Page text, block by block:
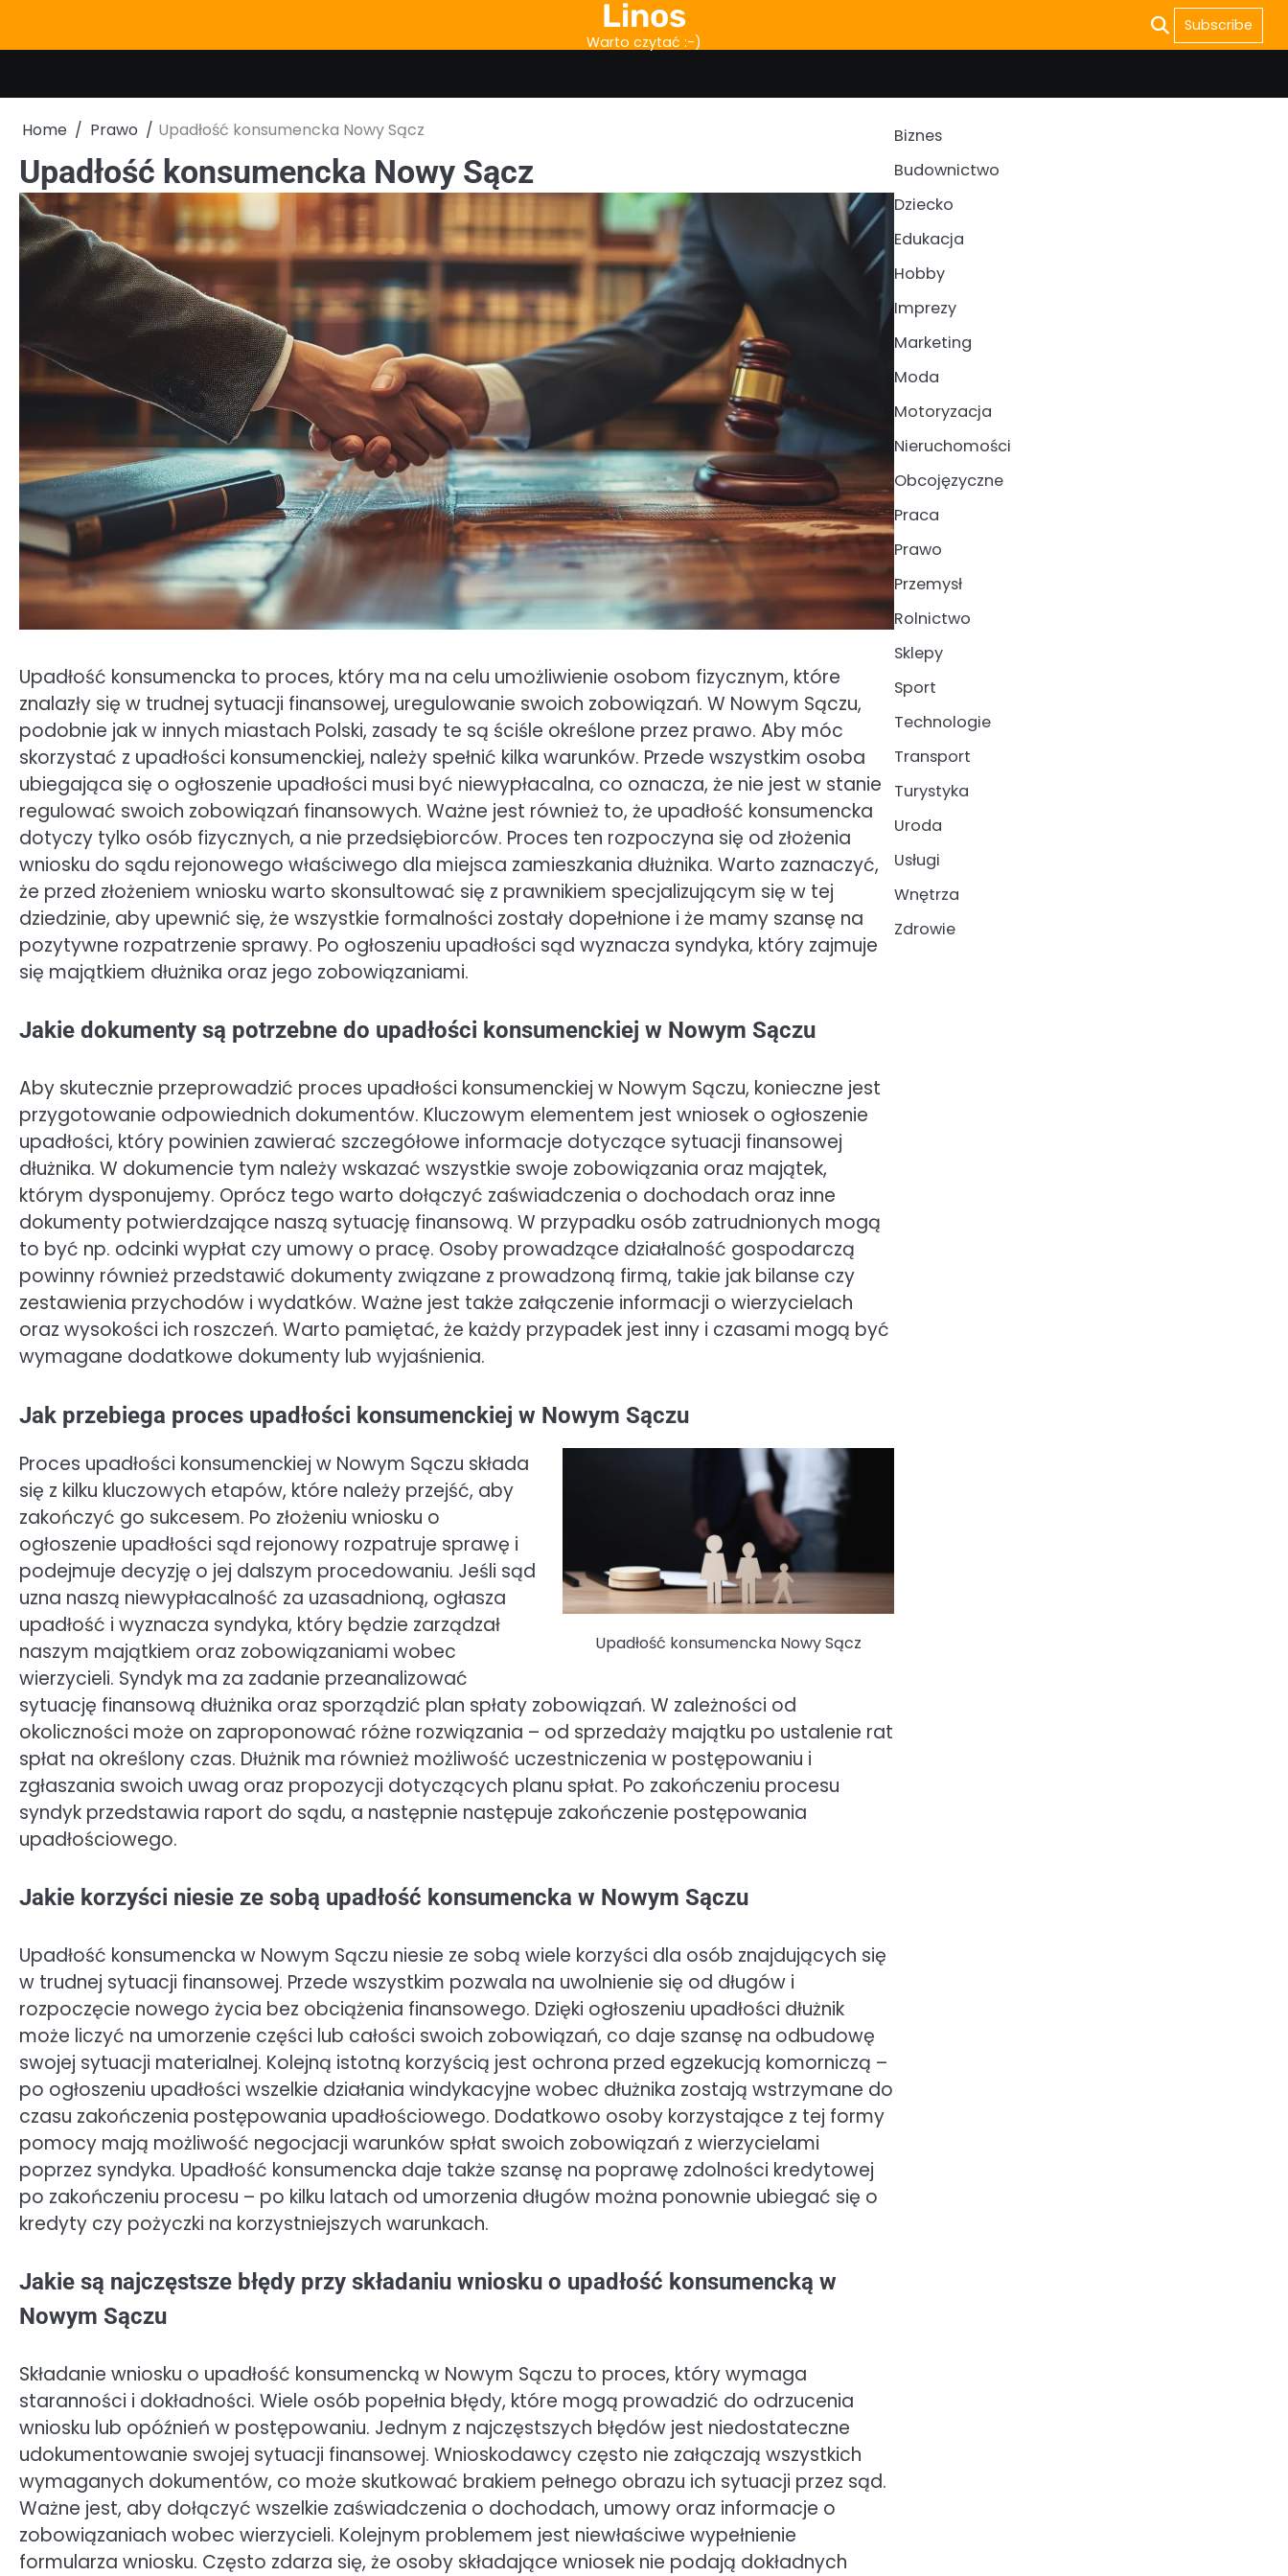
content
Linos
Warto czytać :-)
Subscribe
Home Prawo Upadłość konsumencka Nowy Sącz
Upadłość konsumencka Nowy Sącz
Upadłość konsumencka to proces, który ma na celu umożliwienie osobom fizycznym, które
znalazły się w trudnej sytuacji finansowej, uregulowanie swoich zobowiązań. W Nowym Sączu,
podobnie jak w innych miastach Polski, zasady te są ściśle określone przez prawo. Aby móc
skorzystać z upadłości konsumenckiej, należy spełnić kilka warunków. Przede wszystkim osoba
ubiegająca się o ogłoszenie upadłości musi być niewypłacalna, co oznacza, że nie jest w stanie
regulować swoich zobowiązań finansowych. Ważne jest również to, że upadłość konsumencka
dotyczy tylko osób fizycznych, a nie przedsiębiorców. Proces ten rozpoczyna się od złożenia
wniosku do sądu rejonowego właściwego dla miejsca zamieszkania dłużnika. Warto zaznaczyć,
że przed złożeniem wniosku warto skonsultować się z prawnikiem specjalizującym się w tej
dziedzinie, aby upewnić się, że wszystkie formalności zostały dopełnione i że mamy szansę na
pozytywne rozpatrzenie sprawy. Po ogłoszeniu upadłości sąd wyznacza syndyka, który zajmuje
się majątkiem dłużnika oraz jego zobowiązaniami.
Jakie dokumenty są potrzebne do upadłości konsumenckiej w Nowym Sączu
Aby skutecznie przeprowadzić proces upadłości konsumenckiej w Nowym Sączu, konieczne jest
przygotowanie odpowiednich dokumentów. Kluczowym elementem jest wniosek o ogłoszenie
upadłości, który powinien zawierać szczegółowe informacje dotyczące sytuacji finansowej
dłużnika. W dokumencie tym należy wskazać wszystkie swoje zobowiązania oraz majątek,
którym dysponujemy. Oprócz tego warto dołączyć zaświadczenia o dochodach oraz inne
dokumenty potwierdzające naszą sytuację finansową. W przypadku osób zatrudnionych mogą
to być np. odcinki wypłat czy umowy o pracę. Osoby prowadzące działalność gospodarczą
powinny również przedstawić dokumenty związane z prowadzoną firmą, takie jak bilanse czy
zestawienia przychodów i wydatków. Ważne jest także załączenie informacji o wierzycielach
oraz wysokości ich roszczeń. Warto pamiętać, że każdy przypadek jest inny i czasami mogą być
wymagane dodatkowe dokumenty lub wyjaśnienia.
Jak przebiega proces upadłości konsumenckiej w Nowym Sączu
Upadłość konsumencka Nowy Sącz
Proces upadłości konsumenckiej w Nowym Sączu składa
się z kilku kluczowych etapów, które należy przejść, aby
zakończyć go sukcesem. Po złożeniu wniosku o
ogłoszenie upadłości sąd rejonowy rozpatruje sprawę i
podejmuje decyzję o jej dalszym procedowaniu. Jeśli sąd
uzna naszą niewypłacalność za uzasadnioną, ogłasza
upadłość i wyznacza syndyka, który będzie zarządzał
naszym majątkiem oraz zobowiązaniami wobec
wierzycieli. Syndyk ma za zadanie przeanalizować
sytuację finansową dłużnika oraz sporządzić plan spłaty zobowiązań. W zależności od
okoliczności może on zaproponować różne rozwiązania – od sprzedaży majątku po ustalenie rat
spłat na określony czas. Dłużnik ma również możliwość uczestniczenia w postępowaniu i
zgłaszania swoich uwag oraz propozycji dotyczących planu spłat. Po zakończeniu procesu
syndyk przedstawia raport do sądu, a następnie następuje zakończenie postępowania
upadłościowego.
Jakie korzyści niesie ze sobą upadłość konsumencka w Nowym Sączu
Upadłość konsumencka w Nowym Sączu niesie ze sobą wiele korzyści dla osób znajdujących się
w trudnej sytuacji finansowej. Przede wszystkim pozwala na uwolnienie się od długów i
rozpoczęcie nowego życia bez obciążenia finansowego. Dzięki ogłoszeniu upadłości dłużnik
może liczyć na umorzenie części lub całości swoich zobowiązań, co daje szansę na odbudowę
swojej sytuacji materialnej. Kolejną istotną korzyścią jest ochrona przed egzekucją komorniczą –
po ogłoszeniu upadłości wszelkie działania windykacyjne wobec dłużnika zostają wstrzymane do
czasu zakończenia postępowania upadłościowego. Dodatkowo osoby korzystające z tej formy
pomocy mają możliwość negocjacji warunków spłat swoich zobowiązań z wierzycielami
poprzez syndyka. Upadłość konsumencka daje także szansę na poprawę zdolności kredytowej
po zakończeniu procesu – po kilku latach od umorzenia długów można ponownie ubiegać się o
kredyty czy pożyczki na korzystniejszych warunkach.
Jakie są najczęstsze błędy przy składaniu wniosku o upadłość konsumencką w
Nowym Sączu
Składanie wniosku o upadłość konsumencką w Nowym Sączu to proces, który wymaga
staranności i dokładności. Wiele osób popełnia błędy, które mogą prowadzić do odrzucenia
wniosku lub opóźnień w postępowaniu. Jednym z najczęstszych błędów jest niedostateczne
udokumentowanie swojej sytuacji finansowej. Wnioskodawcy często nie załączają wszystkich
wymaganych dokumentów, co może skutkować brakiem pełnego obrazu ich sytuacji przez sąd.
Ważne jest, aby dołączyć wszelkie zaświadczenia o dochodach, umowy oraz informacje o
zobowiązaniach wobec wierzycieli. Kolejnym problemem jest niewłaściwe wypełnienie
formularza wniosku. Często zdarza się, że osoby składające wniosek nie podają dokładnych
Biznes
Budownictwo
Dziecko
Edukacja
Hobby
Imprezy
Marketing
Moda
Motoryzacja
Nieruchomości
Obcojęzyczne
Praca
Prawo
Przemysł
Rolnictwo
Sklepy
Sport
Technologie
Transport
Turystyka
Uroda
Usługi
Wnętrza
Zdrowie